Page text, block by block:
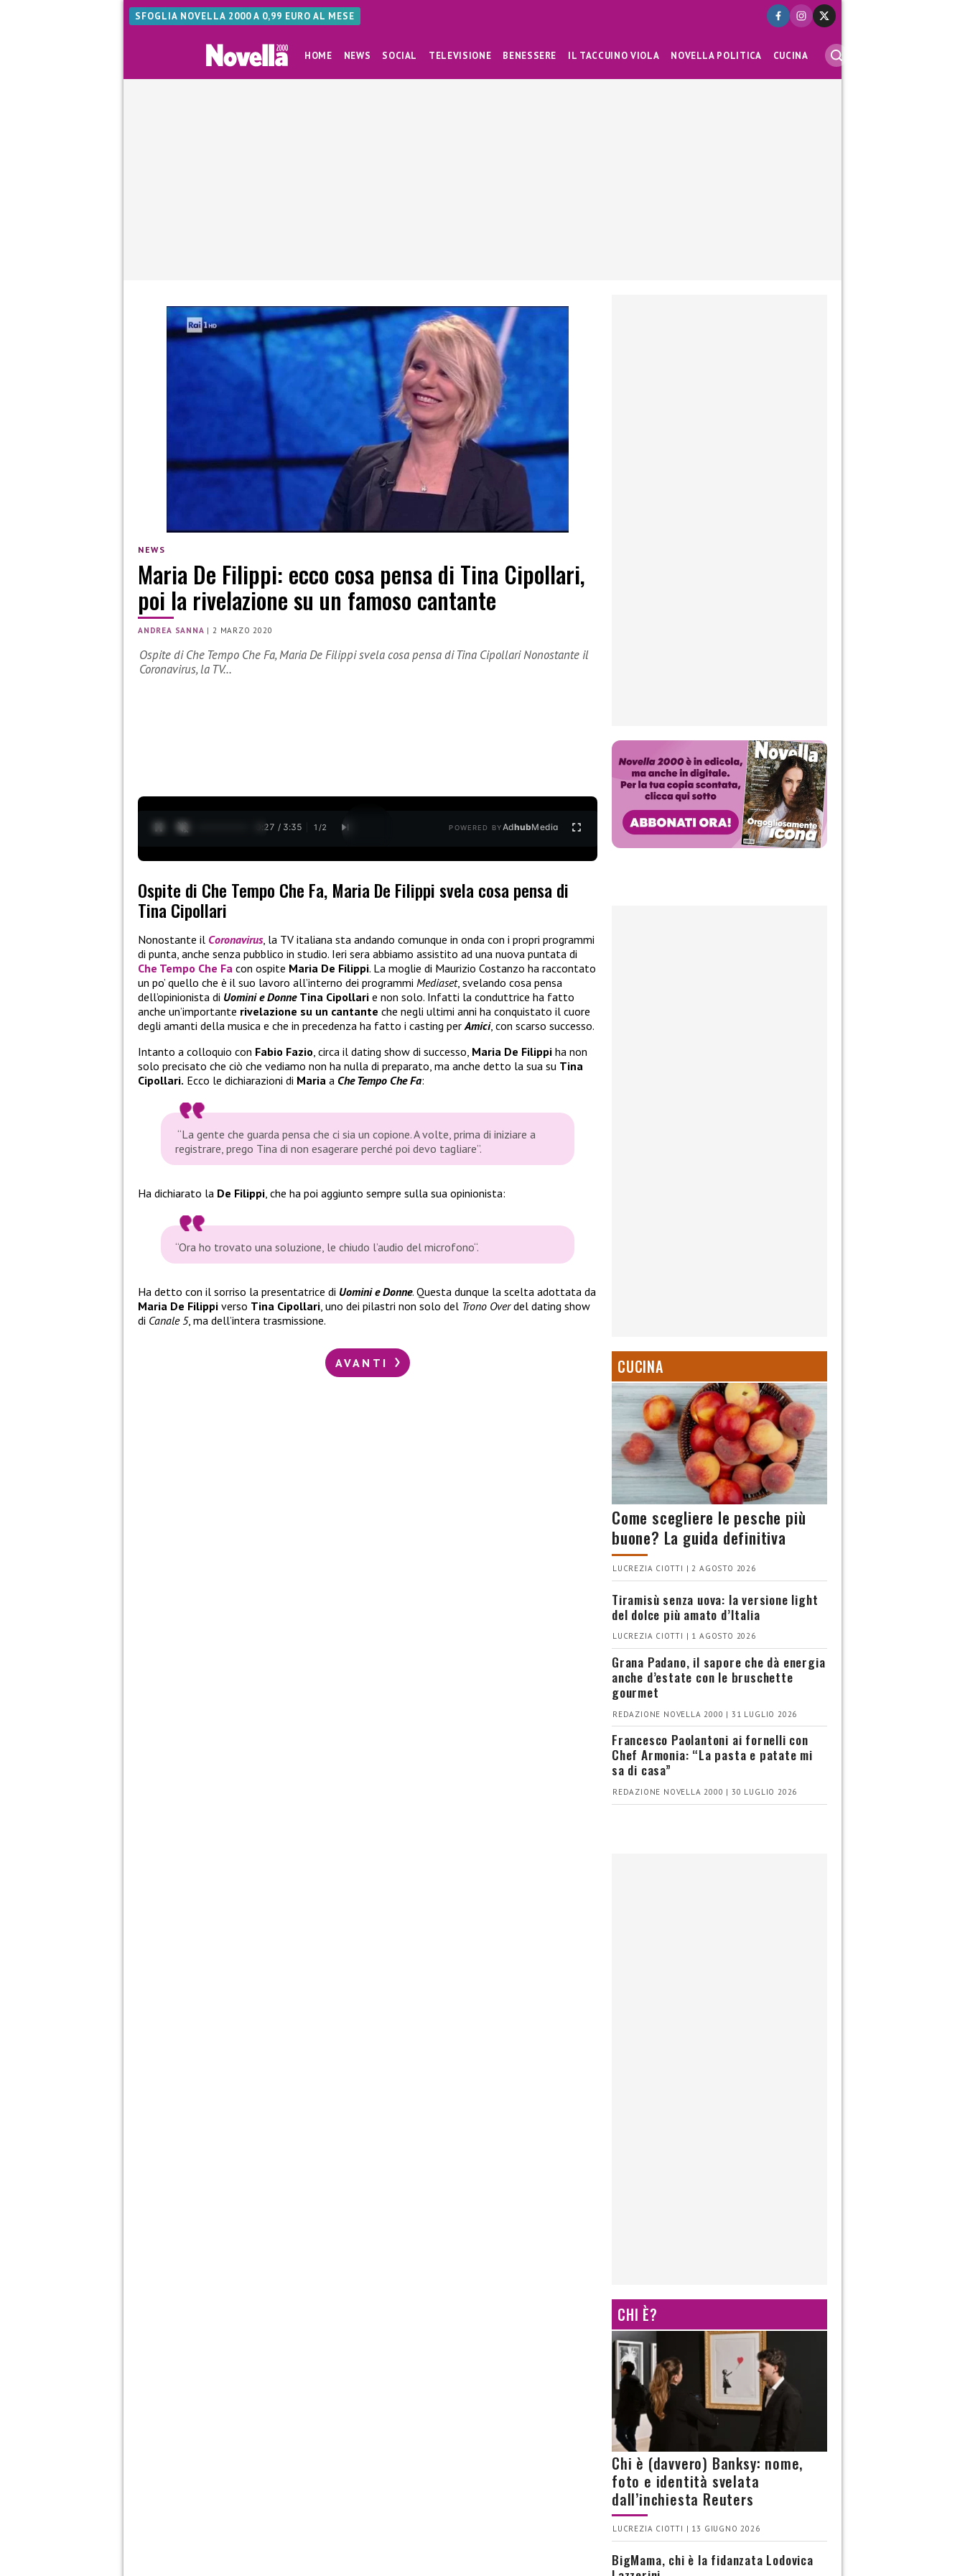
SFOGLIA NOVELLA 2000 A 0,99 EURO AL MESE
HOME NEWS SOCIAL TELEVISIONE BENESSERE IL TACCUINO VIOLA NOVELLA POLITICA CUCINA
NEWS
Maria De Filippi: ecco cosa pensa di Tina Cipollari,
poi la rivelazione su un famoso cantante
ANDREA SANNA |2 MARZO 2020
Ospite di Che Tempo Che Fa, Maria De Filippi svela cosa pensa di Tina Cipollari Nonostante il
Coronavirus, la TV…
0:28 / 3:35 1 /2 POWERED BYAdhubMedia
Ospite di Che Tempo Che Fa, Maria De Filippi svela cosa pensa di
Tina Cipollari
Nonostante il Coronavirus, la TV italiana sta andando comunque in onda con i propri programmi
di punta, anche senza pubblico in studio. Ieri sera abbiamo assistito ad una nuova puntata di
Che Tempo Che Fa con ospite Maria De Filippi. La moglie di Maurizio Costanzo ha raccontato
un po’ quello che è il suo lavoro all’interno dei programmi Mediaset, svelando cosa pensa
dell’opinionista di Uomini e Donne Tina Cipollari e non solo. Infatti la conduttrice ha fatto
anche un’importante rivelazione su un cantante che negli ultimi anni ha conquistato il cuore
degli amanti della musica e che in precedenza ha fatto i casting perAmici, con scarso successo.
Intanto a colloquio con Fabio Fazio, circa il dating show di successo, Maria De Filippi ha non
solo precisato che ciò che vediamo non ha nulla di preparato, ma anche detto la sua su Tina
Cipollari. Ecco le dichiarazioni di Maria a Che Tempo Che Fa:
“La gente che guarda pensa che ci sia un copione. A volte, prima di iniziare a
registrare, prego Tina di non esagerare perché poi devo tagliare”.
Ha dichiarato la De Filippi, che ha poi aggiunto sempre sulla sua opinionista:
“Ora ho trovato una soluzione, le chiudo l’audio del microfono“.
Ha detto con il sorriso la presentatrice di Uomini e Donne. Questa dunque la scelta adottata da
Maria De Filippi verso Tina Cipollari, uno dei pilastri non solo del Trono Overdel dating show
di Canale 5, ma dell’intera trasmissione.
AVANTI CUCINA
Come scegliere le pesche più
buone? La guida definitiva
LUCREZIA CIOTTI | 2 AGOSTO 2026
Tiramisù senza uova: la versione light
del dolce più amato d’Italia
LUCREZIA CIOTTI | 1 AGOSTO 2026
Grana Padano, il sapore che dà energia
anche d’estate con le bruschette
gourmet
REDAZIONE NOVELLA 2000 | 31 LUGLIO 2026
Francesco Paolantoni ai fornelli con
Chef Armonia: “La pasta e patate mi
sa di casa”
REDAZIONE NOVELLA 2000 | 30 LUGLIO 2026
CHI È?
Chi è (davvero) Banksy: nome,
foto e identità svelata
dall’inchiesta Reuters
LUCREZIA CIOTTI | 13 GIUGNO 2026
BigMama, chi è la fidanzata Lodovica